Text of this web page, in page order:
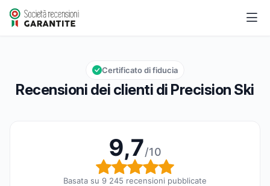
Precision Ski
Valutazione globale: 9,7 su 10
9,7/10
Recensioni dei clienti di Precision Ski
Certificato di fiducia
9,7/10
Valutazione globale:
Basata su 9 245 recensioni pubblicate